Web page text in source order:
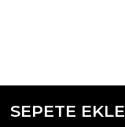
SEPETE EKLE